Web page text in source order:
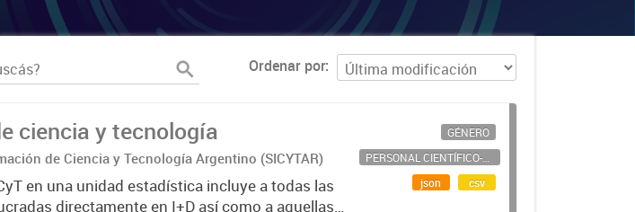
Ordenar por
ciencia y tecnología
de Ciencia y Tecnología Argentino (SICYTAR)
en una unidad estadística incluye a todas las
directamente en I+D así como a aquellas
GÉNERO
PERSONAL CIENTÍFICO-TECNOLÓGICO
json
csv